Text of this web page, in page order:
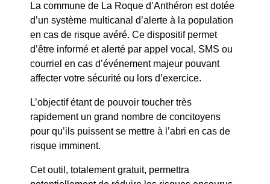
réseau pluvial
065/2024 : METROPOLE – Permission de Voirie –
Av Durance et Onoratini – Travaux réseau EU
La commune de La Roque d’Anthéron est dotée
d’un système multicanal d’alerte à la population
en cas de risque avéré. Ce dispositif permet
d’être informé et alerté par appel vocal, SMS ou
courriel en cas d’événement majeur pouvant
affecter votre sécurité ou lors d’exercice.
L’objectif étant de pouvoir toucher très
rapidement un grand nombre de concitoyens
pour qu’ils puissent se mettre à l’abri en cas de
risque imminent.
Cet outil, totalement gratuit, permettra